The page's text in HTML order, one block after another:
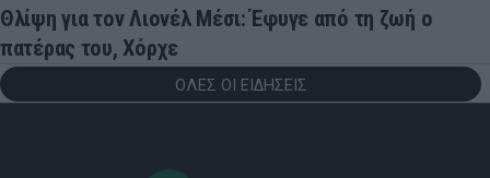
Θλίψη για τον Λιονέλ Μέσι: Έφυγε από τη ζωή ο
πατέρας του, Χόρχε
ΟΛΕΣ ΟΙ ΕΙΔΗΣΕΙΣ